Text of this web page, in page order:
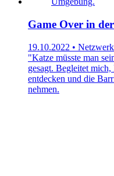
Game Over in
19.10.2022 •
"Katze müsste man
gesagt. Begleitet
entdecken und die
nehmen.